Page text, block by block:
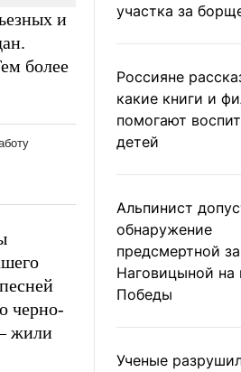
и
более
черно-
жили
участка за
Россияне
какие книги и
помогают
детей
Альпинист
обнаружение
предсмертной
Наговицыной на
Победы
Ученые